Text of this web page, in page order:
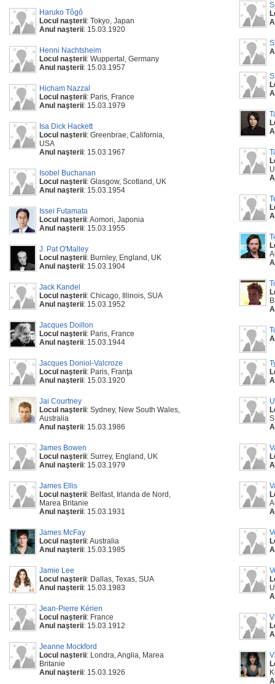
Haruko Tôgô
Locul naşterii: Tokyo, Japan
Anul naşterii: 15.03.1920
Henni Nachtsheim
Locul naşterii: Wuppertal, Germany
Anul naşterii: 15.03.1957
Hicham Nazzal
Locul naşterii: Paris, France
Anul naşterii: 15.03.1979
Isa Dick Hackett
Locul naşterii: Greenbrae, California,
USA
Anul naşterii: 15.03.1967
Isobel Buchanan
Locul naşterii: Glasgow, Scotland, UK
Anul naşterii: 15.03.1954
Issei Futamata
Locul naşterii: Aomori, Japonia
Anul naşterii: 15.03.1955
J. Pat O'Malley
Locul naşterii: Burnley, England, UK
Anul naşterii: 15.03.1904
Jack Kandel
Locul naşterii: Chicago, Illinois, SUA
Anul naşterii: 15.03.1952
Jacques Doillon
Locul naşterii: Paris, France
Anul naşterii: 15.03.1944
Jacques Doniol-Valcroze
Locul naşterii: Paris, Franţa
Anul naşterii: 15.03.1920
Jai Courtney
Locul naşterii: Sydney, New South Wales,
Australia
Anul naşterii: 15.03.1986
James Bowen
Locul naşterii: Surrey, England, UK
Anul naşterii: 15.03.1979
James Ellis
Locul naşterii: Belfast, Irlanda de Nord,
Marea Britanie
Anul naşterii: 15.03.1931
James McFay
Locul naşterii: Australia
Anul naşterii: 15.03.1985
Jamie Lee
Locul naşterii: Dallas, Texas, SUA
Anul naşterii: 15.03.1983
Jean-Pierre Kérien
Locul naşterii: France
Anul naşterii: 15.03.1912
Jeanne Mockford
Locul naşterii: Londra, Anglia, Marea
Britanie
Anul naşterii: 15.03.1926